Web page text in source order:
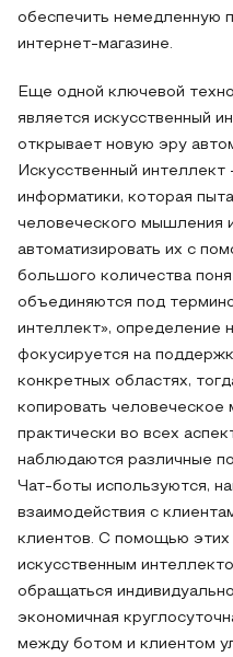
обеспечить немедленную
интернет-магазине.
Еще одной ключевой
является искусственный
открывает новую эру
Искусственный интеллект
информатики, которая
человеческого мышления
автоматизировать их с
большого количества
объединяются под
интеллект», определение
фокусируется на
конкретных областях,
копировать
практически во всех
наблюдаются различные
Чат-боты используются,
взаимодействия с
клиентов. С помощью этих
искусственным
обращаться
экономичная
между ботом и клиентом